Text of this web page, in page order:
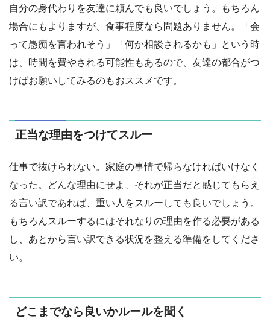
自分の身代わりを友達に頼んでも良いでしょう。もちろん
場合にもよりますが、食事程度なら問題ありません。「会
って愚痴を言われそう」「何か相談されるかも」という時
は、時間を費やされる可能性もあるので、友達の都合がつ
けばお願いしてみるのもおススメです。
正当な理由をつけてスルー
仕事で抜けられない。家庭の事情で帰らなければいけなく
なった。どんな理由にせよ、それが正当だと感じてもらえ
る言い訳であれば、重い人をスルーしても良いでしょう。
もちろんスルーするにはそれなりの理由を作る必要がある
し、あとから言い訳できる状況を整える準備をしてくださ
い。
どこまでなら良いかルールを聞く